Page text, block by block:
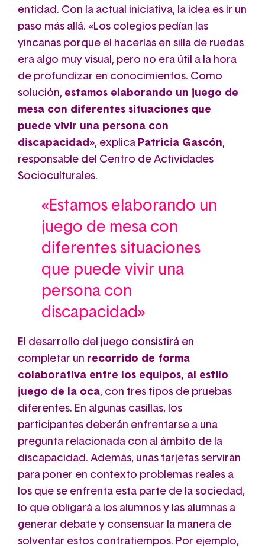
entidad. Con la actual iniciativa, la idea es ir un
paso más allá. «Los colegios pedían las
yincanas porque el hacerlas en silla de ruedas
era algo muy visual, pero no era útil a la hora
de profundizar en conocimientos. Como
solución, estamos elaborando un juego de
mesa con diferentes situaciones que
puede vivir una persona con
discapacidad», explica Patricia Gascón,
responsable del Centro de Actividades
Socioculturales.
«Estamos elaborando un
juego de mesa con
diferentes situaciones
que puede vivir una
persona con
discapacidad»
El desarrollo del juego consistirá en
completar un recorrido de forma
colaborativa entre los equipos, al estilo
juego de la oca, con tres tipos de pruebas
diferentes. En algunas casillas, los
participantes deberán enfrentarse a una
pregunta relacionada con al ámbito de la
discapacidad. Además, unas tarjetas servirán
para poner en contexto problemas reales a
los que se enfrenta esta parte de la sociedad,
lo que obligará a los alumnos y las alumnas a
generar debate y consensuar la manera de
solventar estos contratiempos. Por ejemplo,